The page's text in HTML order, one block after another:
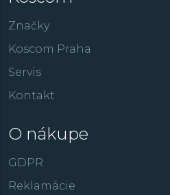
Značky
Koscom Praha
Servis
Kontakt
O nákupe
GDPR
Reklamácie